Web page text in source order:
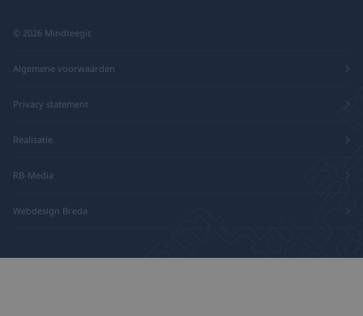
© 2026 Mindteegic
Algemene voorwaarden
Privacy statement
Realisatie
RB-Media
Webdesign Breda